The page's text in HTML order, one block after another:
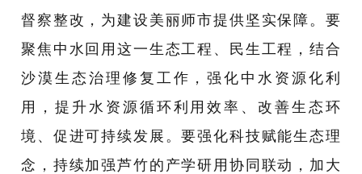
督察整改，为建设美丽师市提供坚实保障。要
聚焦中水回用这一生态工程、民生工程，结合
沙漠生态治理修复工作，强化中水资源化利
用，提升水资源循环利用效率、改善生态环
境、促进可持续发展。要强化科技赋能生态理
念，持续加强芦竹的产学研用协同联动，加大